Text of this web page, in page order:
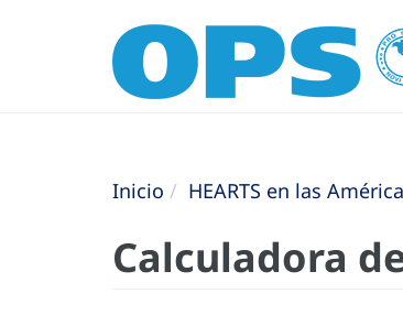
Inicio HEARTS en las
Calculadora